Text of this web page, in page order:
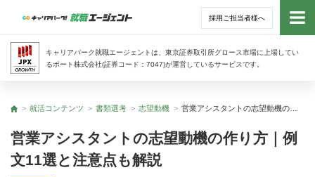
採用ご担当者様へ
キャリアパーク就職エージェントは、東京証券取引所グロース市場に上場してい
るポート株式会社(証券コード：7047)が運営しているサービスです。
トッ
トップ
就活コンテンツ 書類選考 志望動機
営業アシスタントの志望動機の作り方｜例
文11選と注意点も解説